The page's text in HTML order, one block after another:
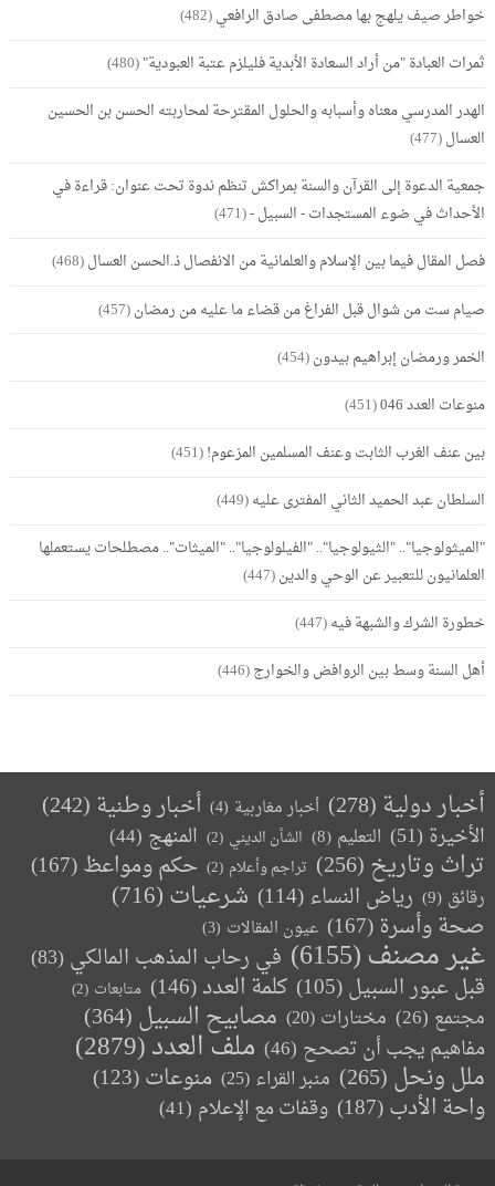
خواطر صيف يلهج بها مصطفى صادق الرافعي(482)
ثمرات العبادة "من أراد السعادة الأبدية فليلزم عتبة العبودية"(480)
الهدر المدرسي معناه وأسبابه والحلول المقترحة لمحاربته الحسن بن الحسين
العسال(477)
جمعية الدعوة إلى القرآن والسنة بمراكش تنظم ندوة تحت عنوان: قراءة في
الأحداث في ضوء المستجدات - السبيل -(471)
فصل المقال فيما بين الإسلام والعلمانية من الانفصال ذ.الحسن العسال(468)
صيام ست من شوال قبل الفراغ من قضاء ما عليه من رمضان(457)
الخمر ورمضان إبراهيم بيدون(454)
منوعات العدد 046
(451)
بين عنف الغرب الثابت وعنف المسلمين المزعوم!(451)
السلطان عبد الحميد الثاني المفترى عليه(449)
"الميثولوجيا".. "الثيولوجيا".. "الفيلولوجيا".. "الميثات".. مصطلحات يستعملها
العلمانيون للتعبير عن الوحي والدين(447)
خطورة الشرك والشبهة فيه(447)
أهل السنة وسط بين الروافض والخوارج(446)
أخبار دولية (278) أخبار مغاربية (4) أخبار وطنية(242)
الأخيرة (51) التعليم (8) الشأن الديني (2) المنهج (44)
تراث وتاريخ(256) تراجم وأعلام (2) حكم ومواعظ(167)
رقائق (9) رياض النساء(114) شرعيات(716)
صحة وأسرة(167) عيون المقالات (3)
غير مصنف(6155) في رحاب المذهب المالكي (83)
قبل عبور السبيل(105) كلمة العدد(146) متابعات (2)
مجتمع (26) مختارات (20) مصابيح السبيل(364)
مفاهيم يجب أن تصحح (46) ملف العدد(2879)
ملل ونحل(265) منبر القراء(25) منوعات(123)
واحة الأدب(187) وقفات مع الإعلام (41)